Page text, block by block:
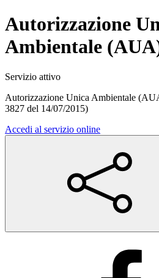
Autorizzazione
Ambientale
Servizio attivo
Autorizzazione Unica Ambientale
3827 del 14/07/2015)
Accedi al servizio online